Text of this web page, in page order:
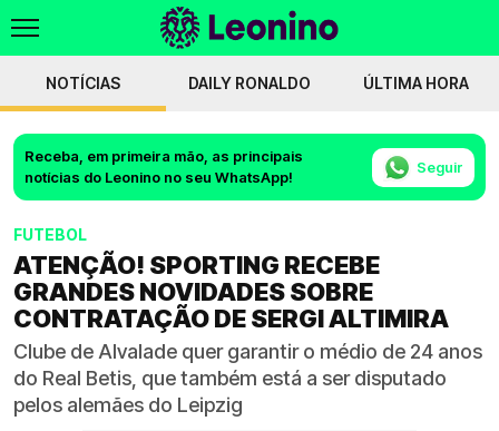
NOTÍCIAS DAILY RONALDO ÚLTIMA HORA
Receba, em primeira mão, as principais
notícias do Leonino no seu WhatsApp!
Seguir
FUTEBOL
ATENÇÃO! SPORTING RECEBE
GRANDES NOVIDADES SOBRE
CONTRATAÇÃO DE SERGI ALTIMIRA
Clube de Alvalade quer garantir o médio de 24 anos
do Real Betis, que também está a ser disputado
pelos alemães do Leipzig